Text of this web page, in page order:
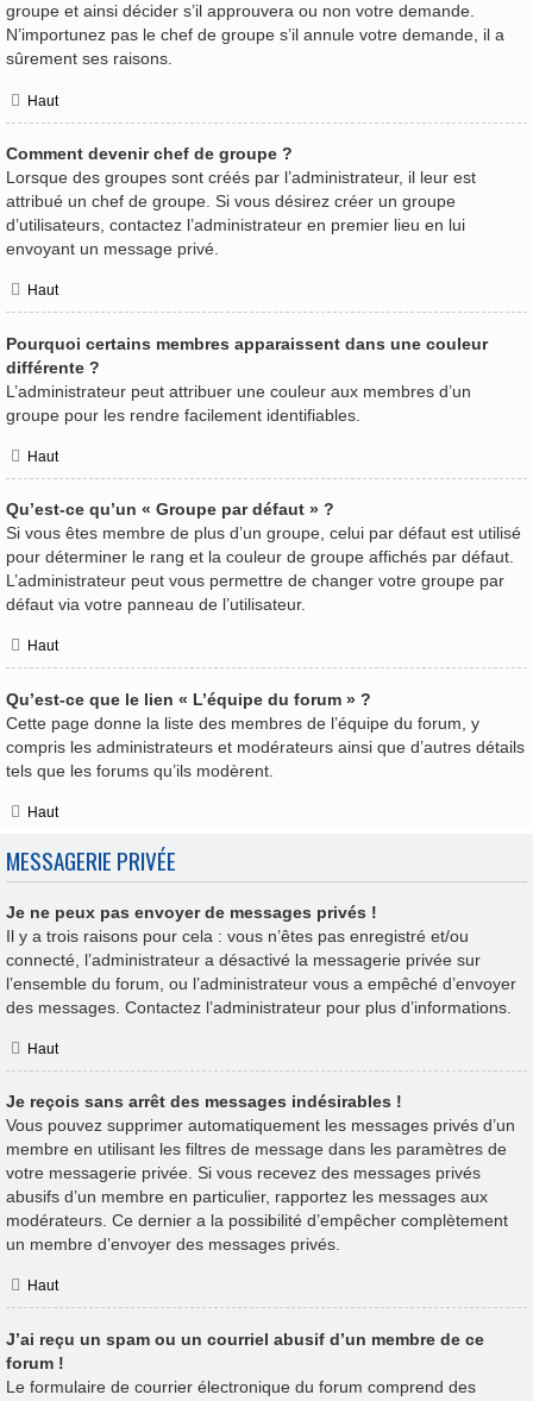
groupe et ainsi décider s’il approuvera ou non votre demande.
N’importunez pas le chef de groupe s’il annule votre demande, il a
sûrement ses raisons.
Haut
Comment devenir chef de groupe ?
Lorsque des groupes sont créés par l’administrateur, il leur est
attribué un chef de groupe. Si vous désirez créer un groupe
d’utilisateurs, contactez l’administrateur en premier lieu en lui
envoyant un message privé.
Haut
Pourquoi certains membres apparaissent dans une couleur
différente ?
L’administrateur peut attribuer une couleur aux membres d’un
groupe pour les rendre facilement identifiables.
Haut
Qu’est-ce qu’un « Groupe par défaut » ?
Si vous êtes membre de plus d’un groupe, celui par défaut est utilisé
pour déterminer le rang et la couleur de groupe affichés par défaut.
L’administrateur peut vous permettre de changer votre groupe par
défaut via votre panneau de l’utilisateur.
Haut
Qu’est-ce que le lien « L’équipe du forum » ?
Cette page donne la liste des membres de l’équipe du forum, y
compris les administrateurs et modérateurs ainsi que d’autres détails
tels que les forums qu’ils modèrent.
Haut
MESSAGERIE PRIVÉE
Je ne peux pas envoyer de messages privés !
Il y a trois raisons pour cela : vous n’êtes pas enregistré et/ou
connecté, l’administrateur a désactivé la messagerie privée sur
l’ensemble du forum, ou l’administrateur vous a empêché d’envoyer
des messages. Contactez l’administrateur pour plus d’informations.
Haut
Je reçois sans arrêt des messages indésirables !
Vous pouvez supprimer automatiquement les messages privés d’un
membre en utilisant les filtres de message dans les paramètres de
votre messagerie privée. Si vous recevez des messages privés
abusifs d’un membre en particulier, rapportez les messages aux
modérateurs. Ce dernier a la possibilité d’empêcher complètement
un membre d’envoyer des messages privés.
Haut
J’ai reçu un spam ou un courriel abusif d’un membre de ce
forum !
Le formulaire de courrier électronique du forum comprend des